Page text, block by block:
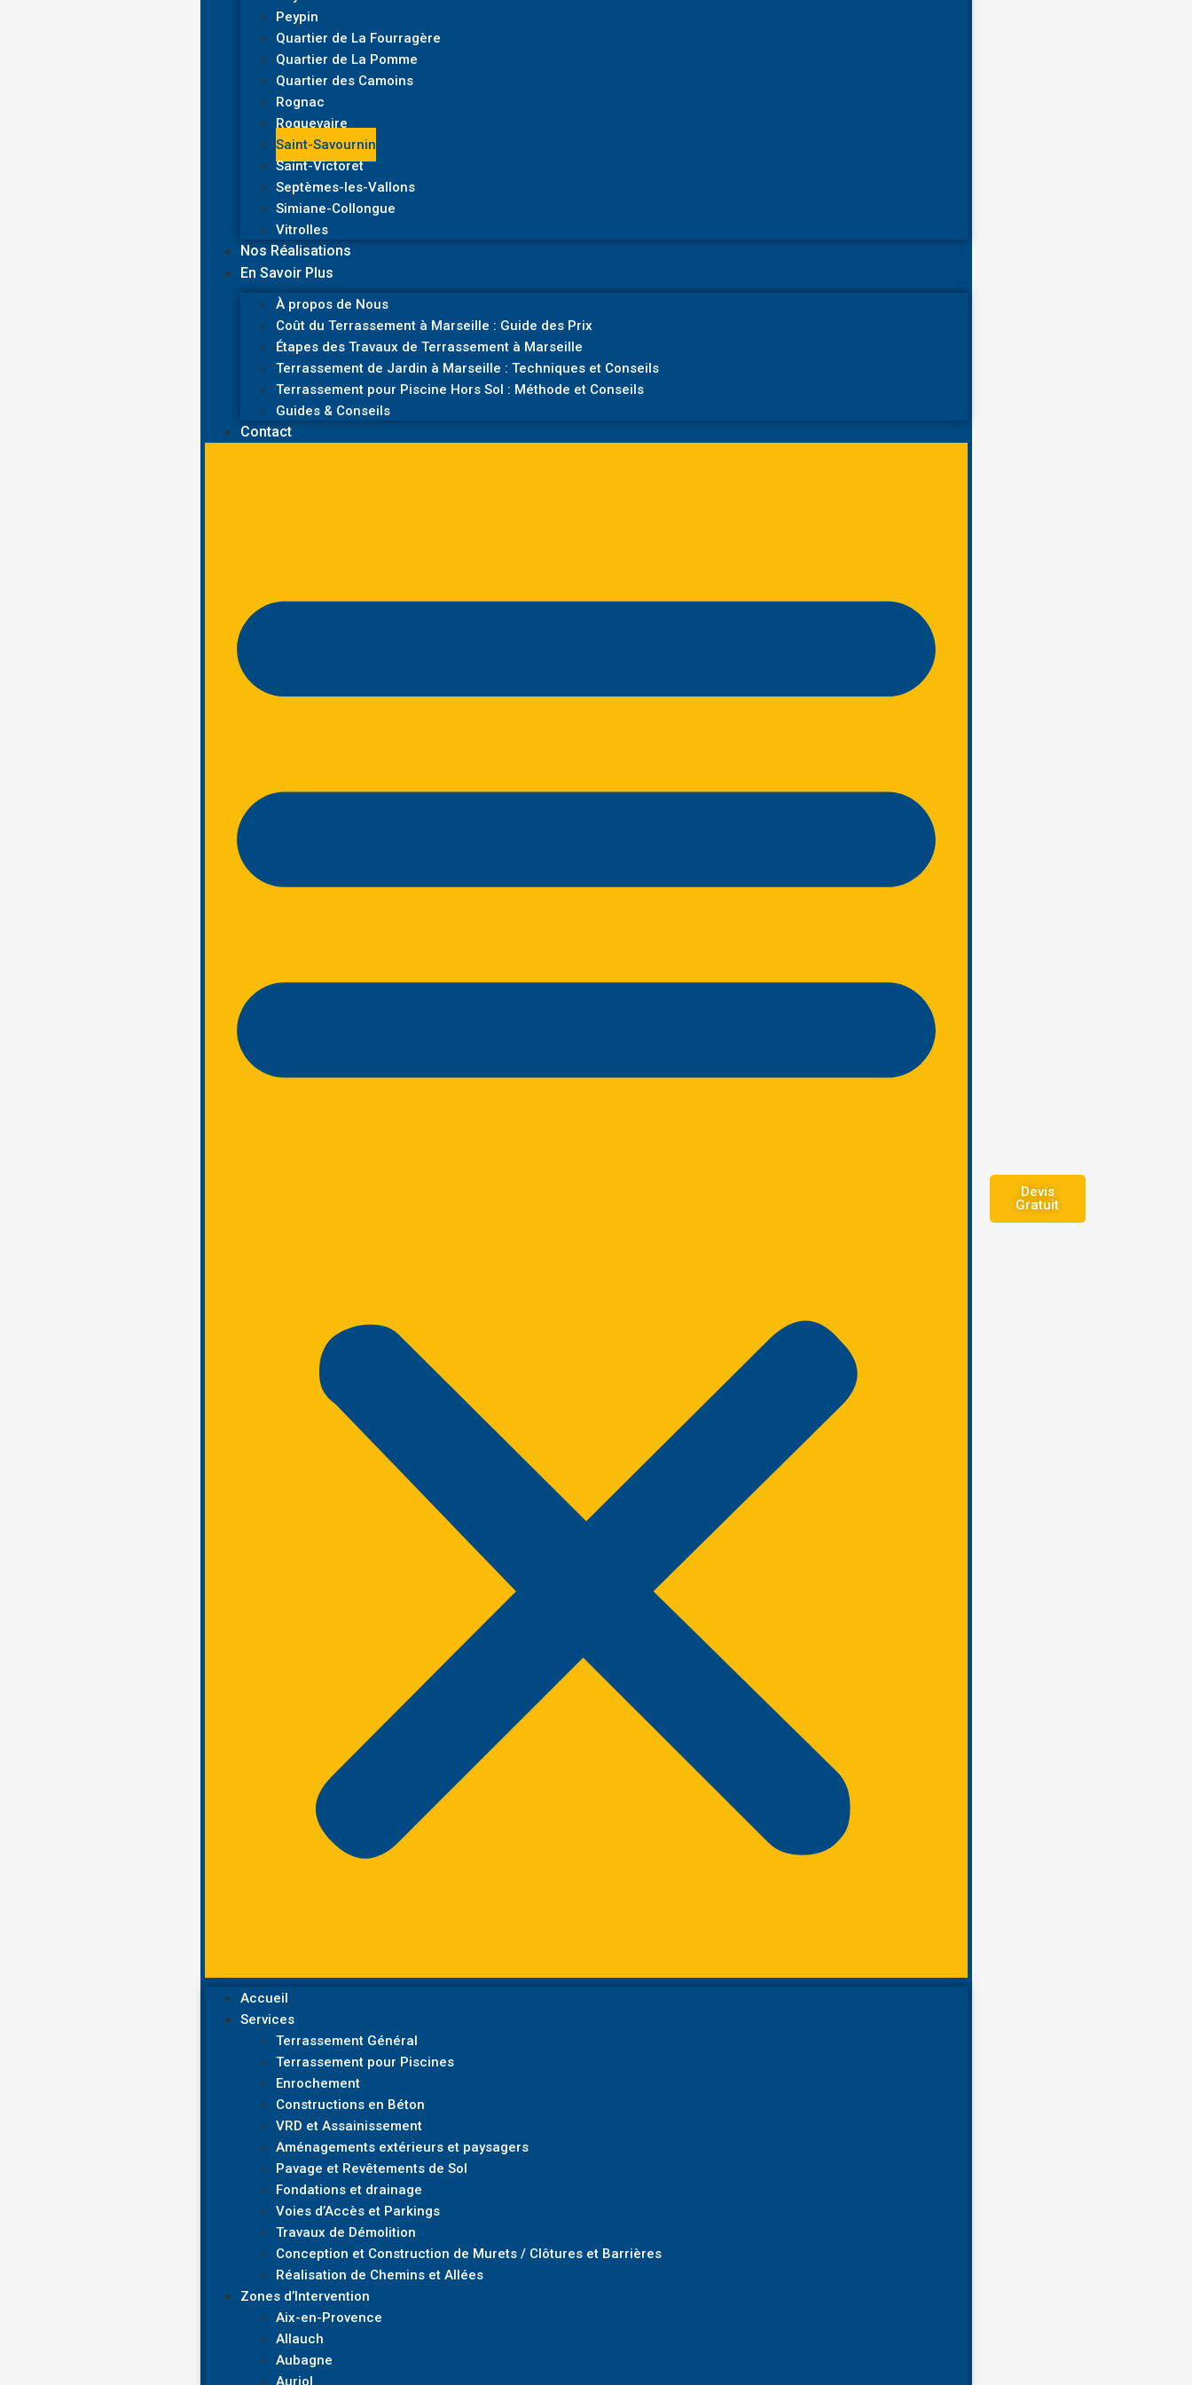
Peypin
Quartier de La Fourragère
Quartier de La Pomme
Quartier des Camoins
Rognac
Roquevaire
Saint-Savournin
Saint-Victoret
Septèmes-les-Vallons
Simiane-Collongue
Vitrolles
Nos Réalisations
En Savoir Plus
À propos de Nous
Coût du Terrassement à Marseille : Guide des Prix
Étapes des Travaux de Terrassement à Marseille
Terrassement de Jardin à Marseille : Techniques et Conseils
Terrassement pour Piscine Hors Sol : Méthode et Conseils
Guides & Conseils
Contact
Accueil
Services
Terrassement Général
Terrassement pour Piscines
Enrochement
Constructions en Béton
VRD et Assainissement
Aménagements extérieurs et paysagers
Pavage et Revêtements de Sol
Fondations et drainage
Voies d’Accès et Parkings
Travaux de Démolition
Conception et Construction de Murets / Clôtures et Barrières
Réalisation de Chemins et Allées
Zones d’Intervention
Aix-en-Provence
Allauch
Aubagne
Auriol
Devis
Gratuit